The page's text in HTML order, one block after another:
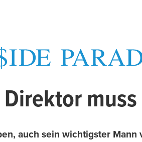
auch sein wichtigster